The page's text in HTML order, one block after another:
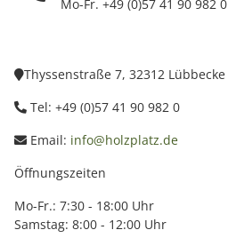
Mo-Fr. +49 (0)57 41 90 982 0
Thyssenstraße 7, 32312 Lübbecke
Tel: +49 (0)57 41 90 982 0
Email: info@holzplatz.de
Öffnungszeiten
Mo-Fr.: 7:30 - 18:00 Uhr
Samstag: 8:00 - 12:00 Uhr